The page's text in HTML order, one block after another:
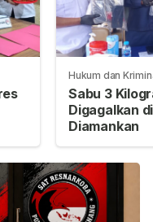
Hukum dan
Sabu 3
Digagalkan
Diamankan